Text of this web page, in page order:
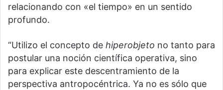
relacionando con «el tiempo» en un sentido
profundo.
“Utilizo el concepto de hiperobjeto no tanto para
postular una noción científica operativa, sino
para explicar este descentramiento de la
perspectiva antropocéntrica. Ya no es sólo que